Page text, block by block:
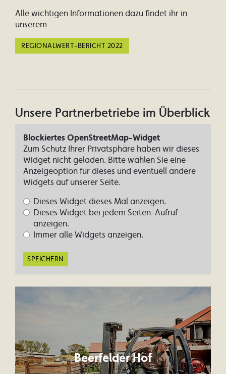
Alle wichtigen Informationen dazu findet ihr in
unserem
REGIONALWERT-BERICHT 2022
Unsere Partnerbetriebe im Überblick
Blockiertes OpenStreetMap-Widget
Zum Schutz Ihrer Privatsphäre haben wir dieses
Widget nicht geladen. Bitte wählen Sie eine
Anzeigeoption für dieses und eventuell andere
Widgets auf unserer Seite.
Dieses Widget dieses Mal anzeigen.
Dieses Widget bei jedem Seiten-Aufruf
anzeigen.
Immer alle Widgets anzeigen.
SPEICHERN
Beerfelder Hof